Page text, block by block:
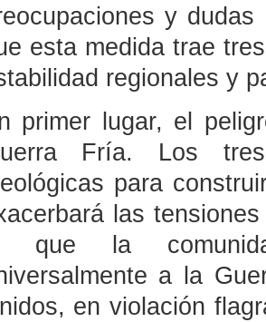
y
esta medida trae
regionales y
primer lugar, el
Fría. Los
para
las
que la
a la
en violación